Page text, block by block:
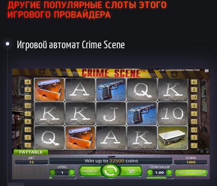
ДРУГИЕ ПОПУЛЯРНЫЕ СЛОТЫ ЭТОГО
ИГРОВОГО ПРОВАЙДЕРА
Игровой автомат Crime Scene